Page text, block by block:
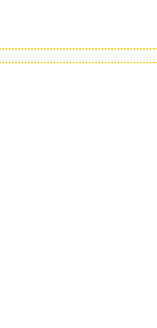
Czarny